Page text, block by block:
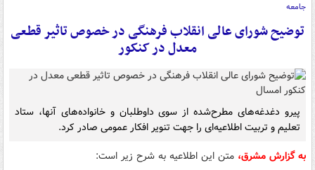
جامعه
توضیح شورای عالی انقلاب فرهنگی در خصوص تاثیر قطعی
معدل در کنکور
پیرو دغدغه‌های مطرح‌شده از سوی داوطلبان و خانواده‌های آنها، ستاد
تعلیم و تربیت اطلاعیه‌ای را جهت تنویر افکار عمومی صادر کرد.
به گزارش مشرق، متن این اطلاعیه به شرح زیر است: